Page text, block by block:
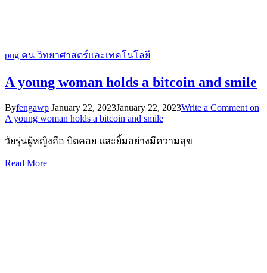
png คน วิทยาศาสตร์และเทคโนโลยี
A young woman holds a bitcoin and smile
Byfengawp January 22, 2023January 22, 2023Write a Comment on
A young woman holds a bitcoin and smile
วัยรุ่นผู้หญิงถือ บิตคอย และยิ้มอย่างมีความสุข
Read More